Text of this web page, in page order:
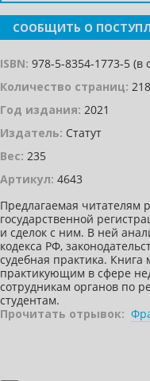
СООБЩИТЬ О
ISBN: 978-5-8354-1773-5 (в
Количество страниц: 218
Год издания: 2021
Издатель: Статут
Вес: 235
Артикул: 4643
Предлагаемая читателям
государственной
и сделок с ним. В ней
кодекса РФ,
судебная практика.
практикующим в сфере
сотрудникам органов по
студентам.
Прочитать отрывок: